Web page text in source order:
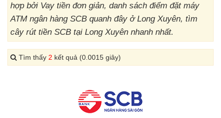
hợp bởi Vay tiền đơn giản, danh sách điểm đặt máy
ATM ngân hàng SCB quanh đây ở Long Xuyên, tìm
cây rút tiền SCB tại Long Xuyên nhanh nhất.
Tìm thấy 2 kết quả (0.0015 giây)